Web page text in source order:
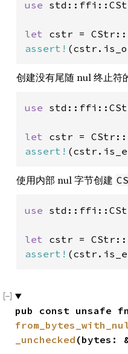
use
let cstr =
assert!
创建没有尾随 nul 终止符
use
let cstr =
assert!
使用内部 nul 字节创建
use
let cstr =
assert!
_unchecked (bytes: